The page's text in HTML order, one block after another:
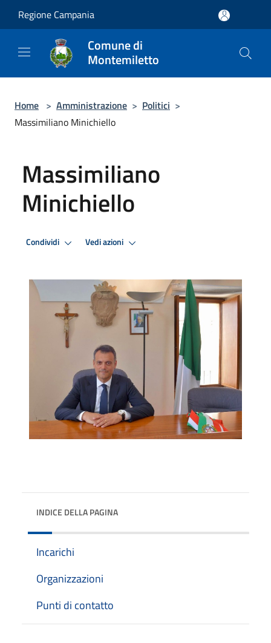
Regione Campania
Comune di
Montemiletto
Home > Amministrazione > Politici >
Massimiliano Minichiello
Massimiliano
Minichiello
Condividi Vedi azioni
INDICE DELLA PAGINA
Incarichi
Organizzazioni
Punti di contatto